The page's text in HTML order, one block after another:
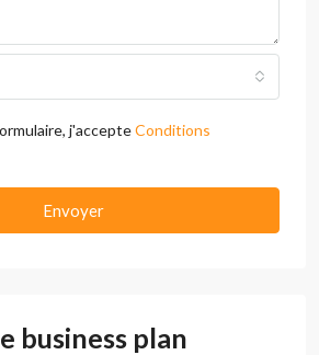
j'accepteConditions
Envoyer
business plan